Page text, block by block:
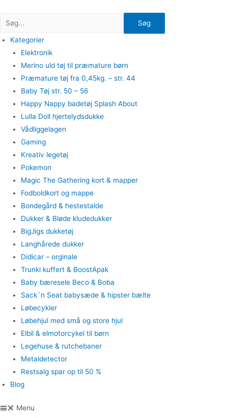
Søg
Kategorier
Elektronik
Merino uld tøj til præmature børn
Præmature tøj fra 0,45kg. – str. 44
Baby Tøj str. 50 – 56
Happy Nappy badetøj Splash About
Lulla Doll hjertelydsdukke
Vådliggelagen
Gaming
Kreativ legetøj
Pokemon
Magic The Gathering kort & mapper
Fodboldkort og mappe
Bondegård & hestestalde
Dukker & Bløde kludedukker
BigJigs dukketøj
Langhårede dukker
Didicar – orginale
Trunki kuffert & BoostApak
Baby bæresele Beco & Boba
Sack´n Seat babysæde & hipster bælte
Løbecykler
Løbehjul med små og store hjul
Elbil & elmotorcykel til børn
Legehuse & rutchebaner
Metaldetector
Restsalg spar op til 50 %
Blog
Menu